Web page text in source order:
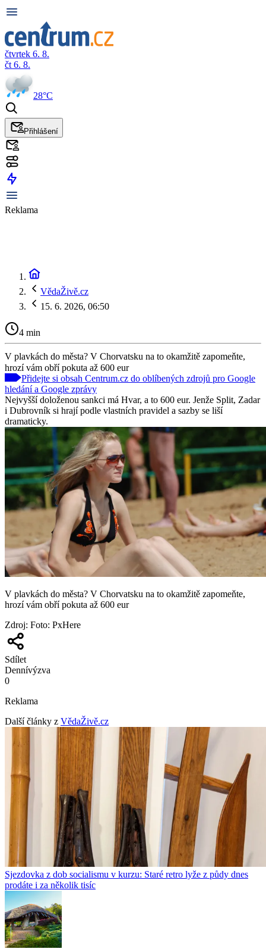
čtvrtek 6. 8.
čt 6. 8.
28°C
Přihlášení
Reklama
VědaŽivě.cz
15. 6. 2026, 06:50
4 min
V plavkách do města? V Chorvatsku na to okamžitě zapomeňte,
hrozí vám obří pokuta až 600 eur
Přidejte si obsah Centrum.cz do oblíbených zdrojů pro Google
hledání a Google zprávy
Nejvyšší doloženou sankci má Hvar, a to 600 eur. Jenže Split, Zadar
i Dubrovník si hrají podle vlastních pravidel a sazby se liší
dramaticky.
V plavkách do města? V Chorvatsku na to okamžitě zapomeňte,
hrozí vám obří pokuta až 600 eur
Zdroj: Foto: PxHere
Sdílet
Dennívýzva
0
Reklama
Další články z VědaŽivě.cz
Sjezdovka z dob socialismu v kurzu: Staré retro lyže z půdy dnes
prodáte i za několik tisíc